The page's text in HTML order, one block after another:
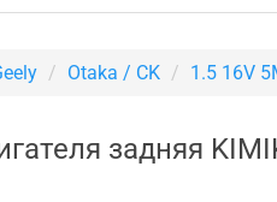
Otaka / CK 1.5 16V
задняя